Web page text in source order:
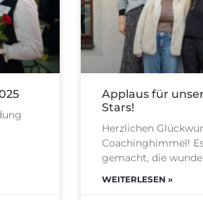
Applaus für
Stars!
Herzlichen
Coachinghimmel!
gemacht, die
WEITERLESEN »